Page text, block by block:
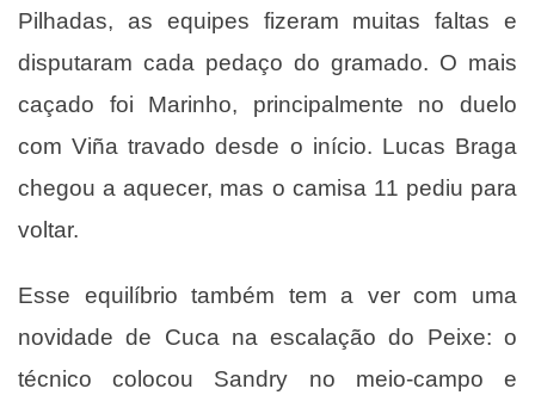
Pilhadas, as equipes fizeram muitas faltas e
disputaram cada pedaço do gramado. O mais
caçado foi Marinho, principalmente no duelo
com Viña travado desde o início. Lucas Braga
chegou a aquecer, mas o camisa 11 pediu para
voltar.
Esse equilíbrio também tem a ver com uma
novidade de Cuca na escalação do Peixe: o
técnico colocou Sandry no meio-campo e